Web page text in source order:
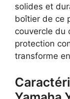
solides et
boîtier de ce
couvercle du
protection
transforme